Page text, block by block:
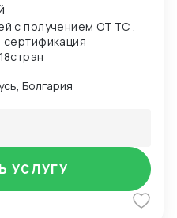
с получением ОТТС ,
Болгария
УСЛУГУ